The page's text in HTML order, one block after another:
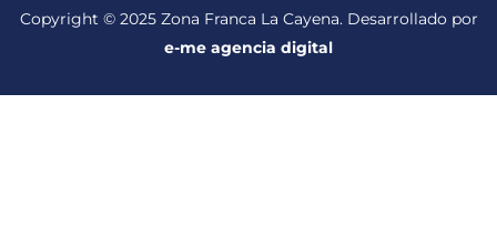
Copyright © 2025 Zona Franca La Cayena. Desarrollado por
e-me agencia digital